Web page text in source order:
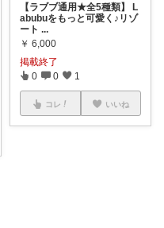
【ラブブ通用★全5種類】 L
abubuをもっと可愛く♪リゾ
ート ...
￥ 6,000
掲載終了
0 0 1
コレ いいね